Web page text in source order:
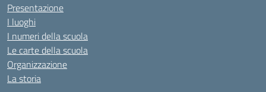
Presentazione
I luoghi
I numeri della scuola
Le carte della scuola
Organizzazione
La storia